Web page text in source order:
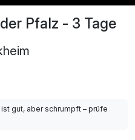
Pfalz - 3 Tage
gut, aber schrumpft – prüfe